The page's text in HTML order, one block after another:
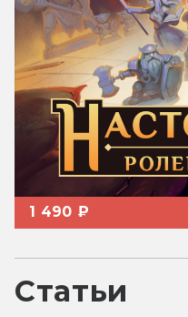
1 490 ₽
Статьи